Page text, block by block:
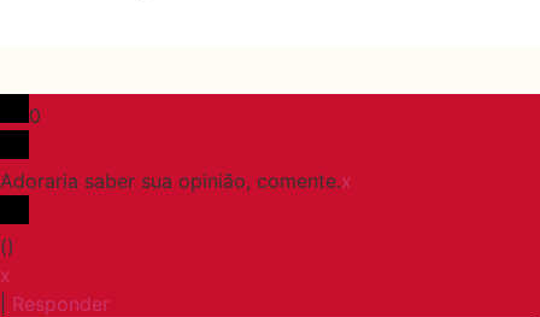
0
Adoraria saber sua opinião, comente.x
()
x
Responder